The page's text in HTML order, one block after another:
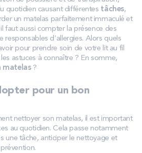
quotidien causant différentes tâches,
un matelas parfaitement immaculé et
faut aussi compter la présence des
responsables d’allergies. Alors quels
pour prendre soin de votre lit au fil
astuces à connaître ? En somme,
matelas?
pour un bon
nettoyer son matelas, il est important
au quotidien. Cela passe notamment
une tâche, anticiper le nettoyage et